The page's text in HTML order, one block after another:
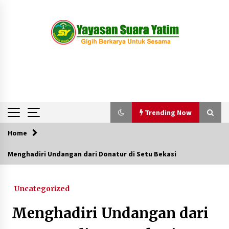
Trending Now
Trending Now
Pawai Obor Anak-anak Suara Yatim Menyambut
Home
Menghadiri Undangan dari Donatur di Setu Bekasi
Uncategorized
Menghadiri Undangan dari